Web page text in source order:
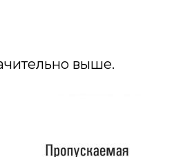
выше.